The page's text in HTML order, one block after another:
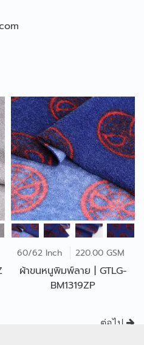
60/62 Inch 220.00 GSM
ผ้าขนหนูพิมพ์ลาย | GTLG-
BM1319ZP
ต่อไป